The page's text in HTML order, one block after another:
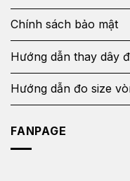
Chính sách bảo mật
Hướng dẫn thay dây
Hướng dẫn đo size
FANPAGE